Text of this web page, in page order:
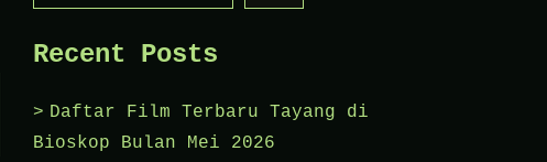
Recent Posts
Daftar Film Terbaru Tayang di
Bioskop Bulan Mei 2026